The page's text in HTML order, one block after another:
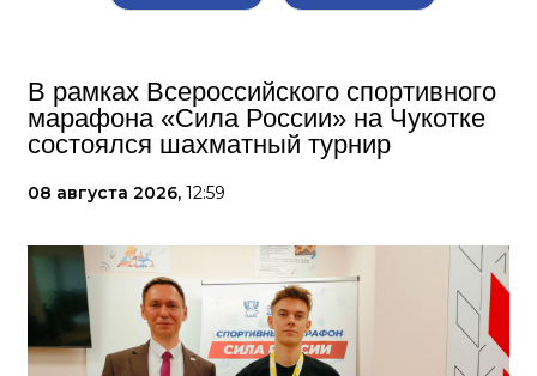
В рамках Всероссийского спортивного
марафона «Сила России» на Чукотке
состоялся шахматный турнир
08 августа 2026, 12:59